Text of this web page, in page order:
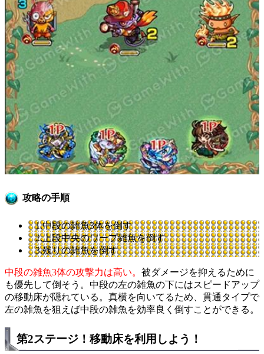
攻略の手順
1.中段の雑魚3体を倒す
2.上段中央のワープ雑魚を倒す
3.残りの雑魚を倒す
中段の雑魚3体の攻撃力は高い。 被ダメージを抑えるために
も優先して倒そう。中段の左の雑魚の下にはスピードアップ
の移動床が隠れている。真横を向いてるため、貫通タイプで
左の雑魚を狙えば中段の雑魚を効率良く倒すことができる。
第2ステージ！移動床を利用しよう！